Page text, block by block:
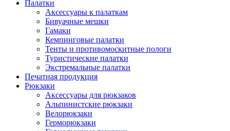
Палатки
Аксессуары к палаткам
Бивуачные мешки
Гамаки
Кемпинговые палатки
Тенты и противомоскитные пологи
Туристические палатки
Экстремальные палатки
Печатная продукция
Рюкзаки
Аксессуары для рюкзаков
Альпинистские рюкзаки
Велорюкзаки
Герморюкзаки